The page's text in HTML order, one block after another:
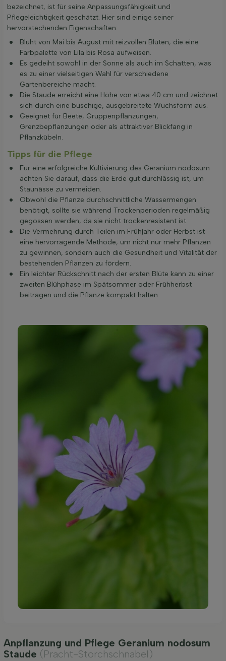
bezeichnet, ist für seine Anpassungsfähigkeit und
Pflegeleichtigkeit geschätzt. Hier sind einige seiner
hervorstechenden Eigenschaften:
Blüht von Mai bis August mit reizvollen Blüten, die eine
Farbpalette von Lila bis Rosa aufweisen.
Es gedeiht sowohl in der Sonne als auch im Schatten, was
es zu einer vielseitigen Wahl für verschiedene
Gartenbereiche macht.
Die Staude erreicht eine Höhe von etwa 40 cm und zeichnet
sich durch eine buschige, ausgebreitete Wuchsform aus.
Geeignet für Beete, Gruppenpflanzungen,
Grenzbepflanzungen oder als attraktiver Blickfang in
Pflanzkübeln.
Tipps für die Pflege
Für eine erfolgreiche Kultivierung des Geranium nodosum
achten Sie darauf, dass die Erde gut durchlässig ist, um
Staunässe zu vermeiden.
Obwohl die Pflanze durchschnittliche Wassermengen
benötigt, sollte sie während Trockenperioden regelmäßig
gegossen werden, da sie nicht trockenresistent ist.
Die Vermehrung durch Teilen im Frühjahr oder Herbst ist
eine hervorragende Methode, um nicht nur mehr Pflanzen
zu gewinnen, sondern auch die Gesundheit und Vitalität der
bestehenden Pflanzen zu fördern.
Ein leichter Rückschnitt nach der ersten Blüte kann zu einer
zweiten Blühphase im Spätsommer oder Frühherbst
beitragen und die Pflanze kompakt halten.
Anpflanzung und Pflege Geranium nodosum
Staude (Pracht-Storchschnabel)